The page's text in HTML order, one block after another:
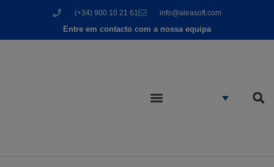
(+34) 900 10 21 61 info@aleasoft.com
Entre em contacto com a nossa equipa